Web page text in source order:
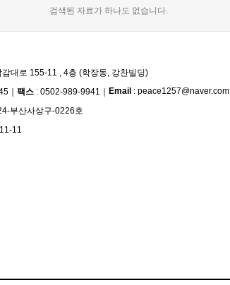
검색된 자료가 하나도 없습니다.
감대로 155-11 , 4층 (학장동, 강찬빌딩)
｜ 팩스 : 0502-989-9941 ｜ Email : peace1257@naver.com
부산사상구-0226호
11